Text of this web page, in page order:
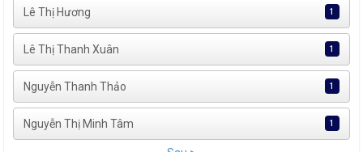
Lê Thị Hương 1
Lê Thị Thanh Xuân 1
Nguyễn Thanh Thảo 1
Nguyễn Thị Minh Tâm 1